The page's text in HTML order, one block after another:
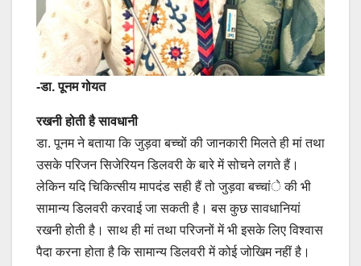
-डा. पूनम गोयत
रखनी होती है सावधानी
डा. पूनम ने बताया कि जुड़वा बच्चों की जानकारी मिलते ही मां तथा
उसके परिजन सिजेरियन डिलवरी के बारे में सोचने लगते हैं।
लेकिन यदि चिकित्सीय मापदंड सही हैं तो जुड़वा बच्चांे की भी
सामान्य डिलवरी करवाई जा सकती है। बस कुछ सावधानियां
रखनी होती है। साथ ही मां तथा परिजनों में भी इसके लिए विश्वास
पैदा करना होता है कि सामान्य डिलवरी में कोई जोखिम नहीं है।